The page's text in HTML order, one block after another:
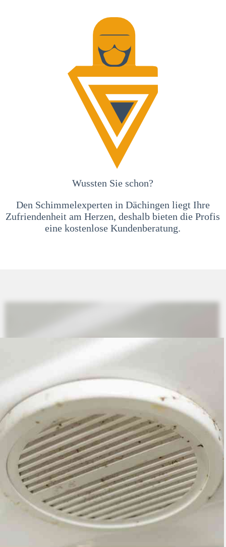
Wussten Sie schon?
Den Schimmelexperten in Dächingen liegt Ihre
Zufriendenheit am Herzen, deshalb bieten die Profis
eine kostenlose Kundenberatung.